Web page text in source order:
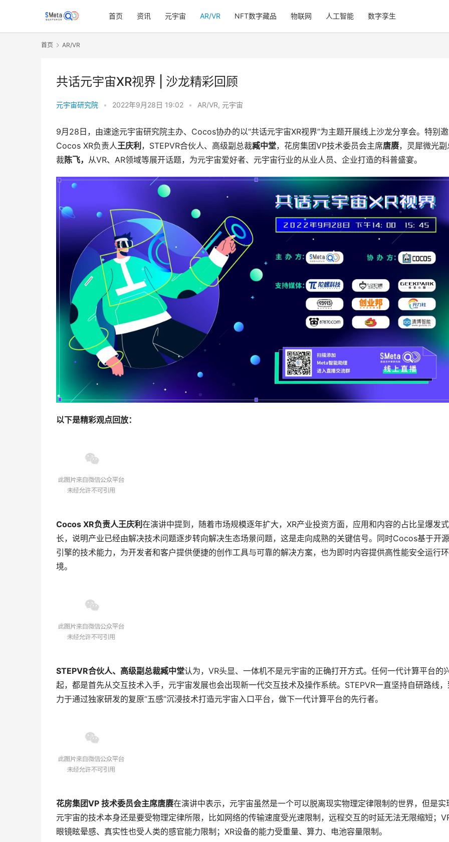
首页 资讯 元宇宙 AR/VR NFT数字藏品 物联网 人工智能 数字孪生
首页 AR/VR
共话元宇宙XR视界 | 沙龙精彩回顾
元宇宙研究院 • 2022年9月28日 19:02 • AR/VR, 元宇宙
9月28日，由速途元宇宙研究院主办、Cocos协办的以“共话元宇宙XR视界”为主题开展线上沙龙分享会。特别
Cocos XR负责人王庆利 ，STEPVR合伙人、高级副总裁臧中堂，花房集团VP技术委员会主席唐赓，灵犀微光副
裁陈飞， 从VR、AR领域等展开话题，为元宇宙爱好者、元宇宙行业的从业人员、企业打造的科普盛宴。
以下是精彩观点回放：
Cocos XR负责人王庆利 在演讲中提到，随着市场规模逐年扩大，XR产业投资方面，应用和内容的占比呈爆发
长，说明产业已经由解决技术问题逐步转向解决生态场景问题，这是走向成熟的关键信号。同时Cocos基于开源
引擎的技术能力，为开发者和客户提供便捷的创作工具与可靠的解决方案，也为即时内容提供高性能安全运行环
境。
STEPVR合伙人、高级副总裁臧中堂认为，VR头显、一体机不是元宇宙的正确打开方式。任何一代计算平台的
起，都是首先从交互技术入手，元宇宙发展也会出现新一代交互技术及操作系统。STEPVR一直坚持自研路线
力于通过独家研发的复原“五感”沉浸技术打造元宇宙入口平台，做下一代计算平台的先行者。
花房集团VP 技术委员会主席唐赓在演讲中表示，元宇宙虽然是一个可以脱离现实物理定律限制的世界，但是实
元宇宙的技术本身还是要受物理定律所限，比如网络的传输速度受光速限制，远程交互的时延无法无限缩短；
眼镜眩晕感、真实性也受人类的感官能力限制；XR设备的能力受重量、算力、电池容量限制。